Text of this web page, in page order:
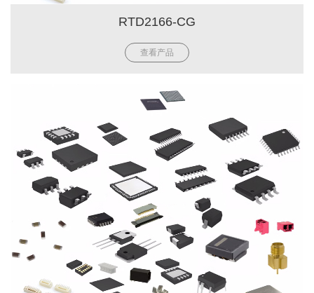
RTD2166-CG
查看产品